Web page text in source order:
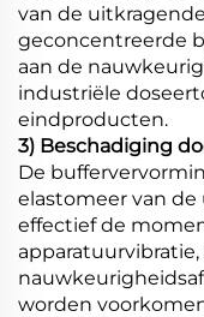
van de
geconcentreerde
aan de
industriële
eindproducten.
3) Beschadiging
De
elastomeer van
effectief de
worden